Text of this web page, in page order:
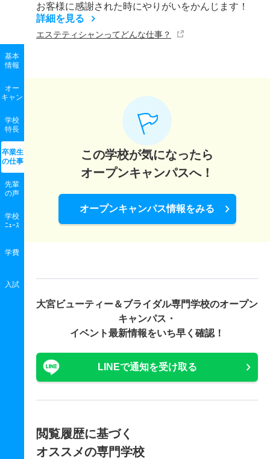
基本
情報
オー
キャン
学校
特長
卒業生
の仕事
先輩
の声
学校
ﾆｭｰｽ
学費
入試
お客様に感謝された時にやりがいをかんじます！
詳細を見る
エステティシャンってどんな仕事？
この学校が気になったら
オープンキャンパスへ！
オープンキャンパス情報をみる
大宮ビューティー＆ブライダル専門学校のオープン
キャンパス・
イベント最新情報をいち早く確認！
LINEで通知を受け取る
閲覧履歴に基づく
オススメの専門学校